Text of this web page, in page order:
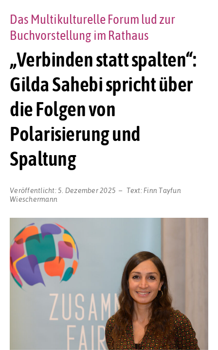
„Verbinden statt spalten“:
Gilda Sahebi spricht über
die Folgen von
Polarisierung und
Spaltung
Das Multikulturelle Forum lud zur
Buchvorstellung im Rathaus
Veröffentlicht:5. Dezember 2025 Text:Finn Tayfun
Wieschermann